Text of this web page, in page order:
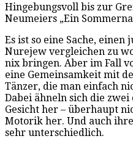
Hingebungsvoll bis zur
Neumeiers „Ein
Es ist so eine Sache,
Nurejew vergleichen zu
nix bringen. Aber im Fall
eine Gemeinsamkeit mit
Tänzer, die man einfach
Dabei ähneln sich die
Gesicht her – überhaupt
Motorik her. Und auch
sehr unterschiedlich.